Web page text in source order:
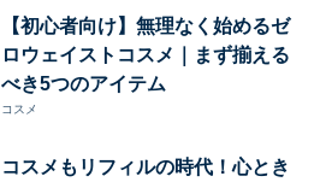
【初心者向け】無理なく始めるゼ
ロウェイストコスメ｜まず揃える
べき5つのアイテム
コスメ
コスメもリフィルの時代！心とき